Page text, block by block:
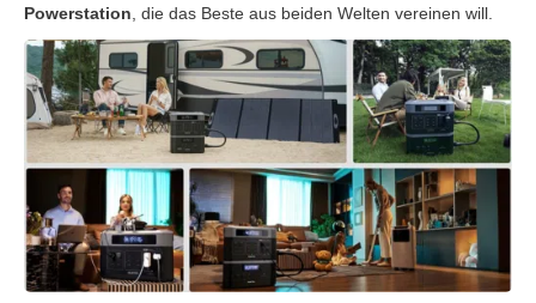
Powerstation, die das Beste aus beiden Welten vereinen will.